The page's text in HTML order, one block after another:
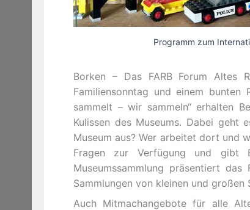
Programm zum
Borken – Das FARB Forum Altes
Familiensonntag und einem
sammelt – wir sammeln“ erhalten
Kulissen des Museums. Dabei geht
Museum aus? Wer arbeitet dort und
Fragen zur Verfügung und gibt
Museumssammlung präsentiert
Sammlungen von kleinen und großen
Auch Mitmachangebote für alle